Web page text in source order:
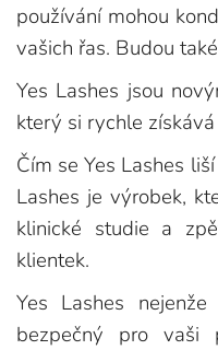
používání mohou
vašich řas. Budou
Yes Lashes jsou
který si rychle
Čím se Yes Lashes
Lashes je výrobek,
klinické studie a
klientek.
Yes Lashes
bezpečný pro vaši